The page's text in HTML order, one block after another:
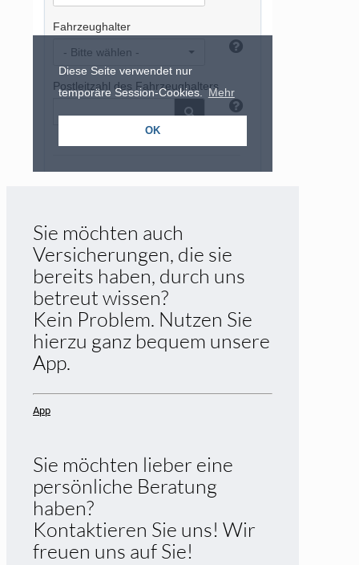
Sie möchten auch
Versicherungen, die sie
bereits haben, durch uns
betreut wissen?
Kein Problem. Nutzen Sie
hierzu ganz bequem unsere
App.
App
Sie möchten lieber eine
persönliche Beratung
haben?
Kontaktieren Sie uns! Wir
freuen uns auf Sie!